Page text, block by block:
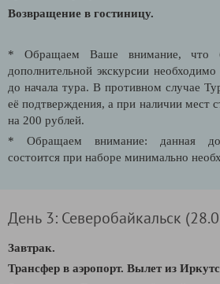
Возвращение в гостиницу.
* Обращаем Ваше внимание, что
дополнительной экскурсии
до начала тура. В противном случае
её подтверждения, а при наличии мест
на 200 рублей.
* Обращаем внимание: данная
состоится при наборе минимально
День 3: Северобайкальск
Завтрак.
Трансфер в аэропорт. Вылет из